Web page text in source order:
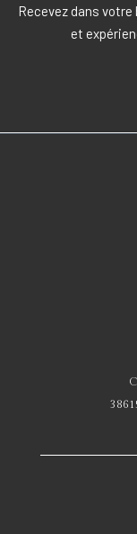
Recevez dans
et